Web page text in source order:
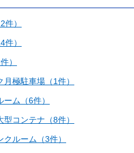
）
）
）
極駐車場（1件）
ム（6件）
コンテナ（8件）
ルーム（3件）